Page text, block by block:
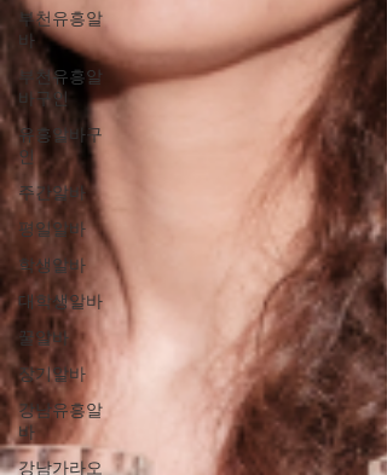
부천유흥알
바
부천유흥알
바구인
유흥알바구
인
주간알바
평일알바
학생알바
대학생알바
꿀알바
장기알바
강남유흥알
바
강남가라오